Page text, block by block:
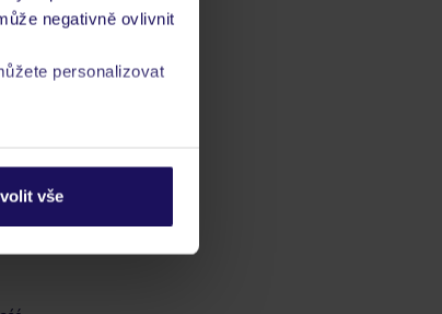
negativně ovlivnit
personalizovat
ochrany
vše